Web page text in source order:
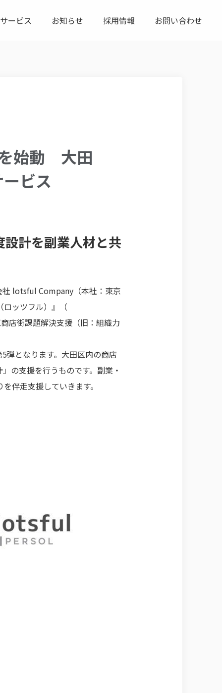
サービス お知らせ 採用情報 お問い合わせ
始動 大田
ビス
計を副業人材と共
社 lotsful Company（本社：東京
ッツフル）』（
店街課題解決支援（旧：組織力
弾となります。大田区内の商店
の支援を行うものです。副業・
伴走支援していきます。